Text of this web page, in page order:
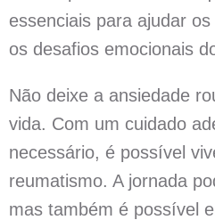
essenciais para ajudar
os desafios emocionais
Não deixe a ansiedade
vida. Com um cuidado
necessário, é possível
reumatismo. A jornada
mas também é possível